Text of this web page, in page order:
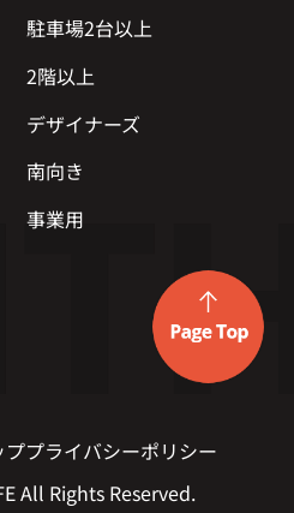
駐車場2台以上
2階以上
デザイナーズ
南向き
事業用
ププライバシーポリシー
All Rights Reserved.